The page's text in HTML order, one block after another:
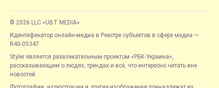
© 2026 LLC «UBT MEDIA»
Идентификатор онлайн-медиа в Реестре субъектов в сфере медиа —
R40-05347
Styler является развлекательным проектом «РБК-Украина»,
рассказывающим о людях, трендах и всё, что интересно читать вне
новостей.